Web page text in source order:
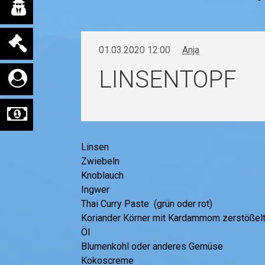
01.03.2020 12:00 Anja
LINSENTOPF
Linsen
Zwiebeln
Knoblauch
Ingwer
Thai Curry Paste (grün oder rot)
Koriander Körner mit Kardammom zerstößelt
Öl
Blumenkohl oder anderes Gemüse
Kokoscreme